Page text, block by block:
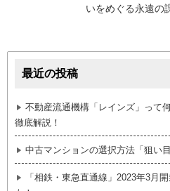
いをめぐる永遠の
最近の投稿
不動産流通機構「レインズ」って
徹底解説！
中古マンションの選択方法「狙い
「相鉄・東急直通線」2023年3月